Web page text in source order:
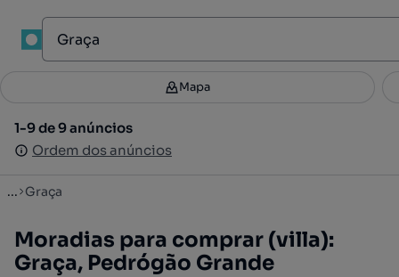
Filtros 3
1-9 de 9 anúncios
Ordem dos anúncios
Mapa
1-9 de 9 anúncios
Ordem dos anúncios
... Graça
Moradias para comprar (villa):
Graça, Pedrógão Grande